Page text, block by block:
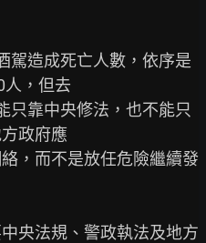
駕造成死亡人數，依序是
人，但去
只靠中央修法，也不能只
政府應
，而不是放任危險繼續發
央法規、警政執法及地方